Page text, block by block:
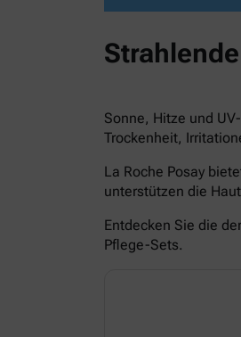
Sonne, Hitze und
Trockenheit,
La Roche Posay
unterstützen die
Entdecken Sie die
Pflege-Sets.